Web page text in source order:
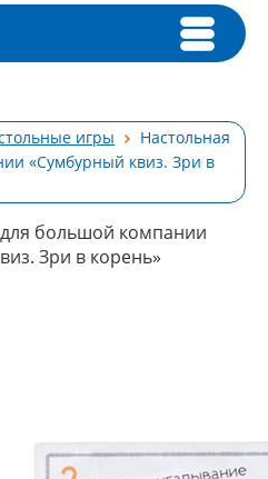
игры
Настольная
«Сумбурный квиз. Зри в